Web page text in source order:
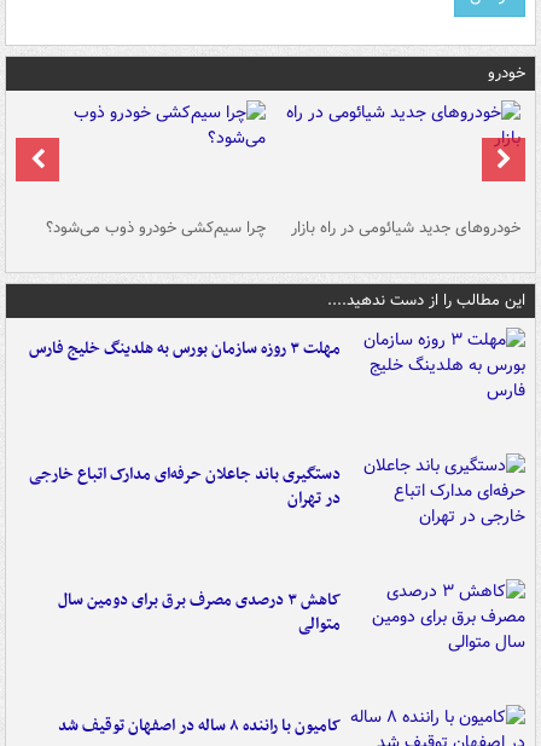
خودرو
خودروهای جدید شیائومی در راه بازار چرا سیم‌کشی خودرو ذوب می‌شود؟
این مطالب را از دست ندهید....
مهلت ۳ روزه سازمان بورس به هلدینگ خلیج فارس
دستگیری باند جاعلان حرفه‌ای مدارک اتباع خارجی
در تهران
کاهش ۳ درصدی مصرف برق برای دومین سال
متوالی
کامیون با راننده ۸ ساله در اصفهان توقیف شد